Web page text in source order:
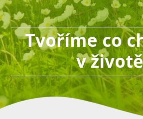
Tvoříme co
v